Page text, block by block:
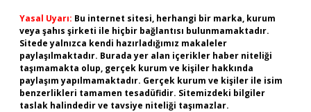
Yasal Uyarı: Bu internet sitesi, herhangi bir marka, kurum
veya şahıs şirketi ile hiçbir bağlantısı bulunmamaktadır.
Sitede yalnızca kendi hazırladığımız makaleler
paylaşılmaktadır. Burada yer alan içerikler haber niteliği
taşımamakta olup, gerçek kurum ve kişiler hakkında
paylaşım yapılmamaktadır. Gerçek kurum ve kişiler ile isim
benzerlikleri tamamen tesadüfidir. Sitemizdeki bilgiler
taslak halindedir ve tavsiye niteliği taşımazlar.